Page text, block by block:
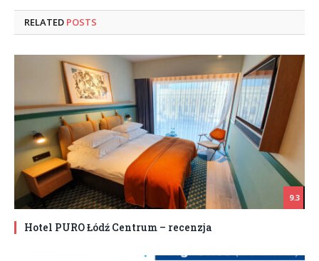
RELATED POSTS
9.3
Hotel PURO Łódź Centrum – recenzja